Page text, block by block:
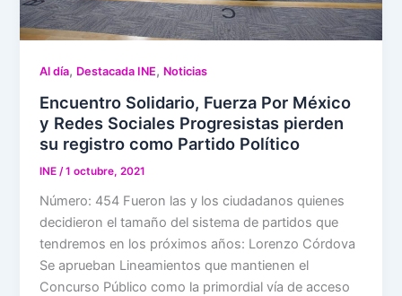
Al día, Destacada INE, Noticias
Encuentro Solidario, Fuerza Por México
y Redes Sociales Progresistas pierden
su registro como Partido Político
INE /1 octubre, 2021
Número: 454 Fueron las y los ciudadanos quienes
decidieron el tamaño del sistema de partidos que
tendremos en los próximos años: Lorenzo Córdova
Se aprueban Lineamientos que mantienen el
Concurso Público como la primordial vía de acceso